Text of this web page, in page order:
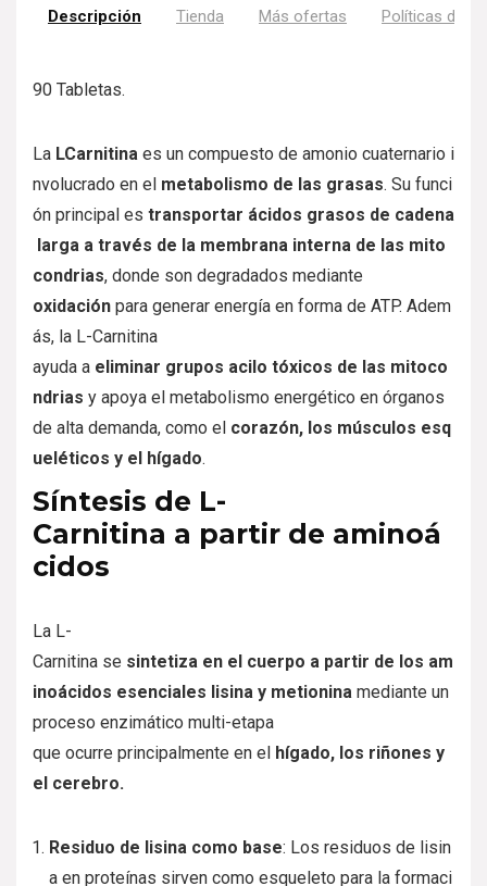
Descripción Tienda Más ofertas Políticas de la
90 Tabletas.
La LCarnitina es un compuesto de amonio cuaternario i
nvolucrado en el metabolismo de las grasas. Su funci
ón principal es transportar ácidos grasos de cadena
larga a través de la membrana interna de las mito
condrias, donde son degradados mediante
oxidación para generar energía en forma de ATP. Adem
ás, la L-Carnitina
ayuda a eliminar grupos acilo tóxicos de las mitoco
ndrias y apoya el metabolismo energético en órganos
de alta demanda, como el corazón, los músculos esq
ueléticos y el hígado.
Síntesis de L-
Carnitina a partir de aminoá
cidos
La L-
Carnitina se sintetiza en el cuerpo a partir de los am
inoácidos esenciales lisina y metionina mediante un
proceso enzimático multi-etapa
que ocurre principalmente en el hígado, los riñones y
el cerebro.
Residuo de lisina como base: Los residuos de lisin
a en proteínas sirven como esqueleto para la formaci